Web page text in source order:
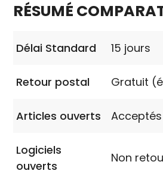
RÉSUMÉ
Délai Standard 15 jours
Retour postal Gratuit
Articles ouverts Acceptés
Logiciels
ouverts
Non